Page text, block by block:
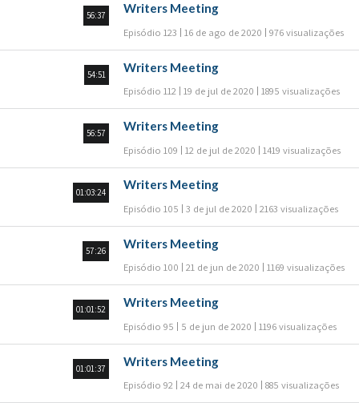
56:37
Writers Meeting
Episódio 123 16 de ago de 2020 976 visualizações
54:51
Writers Meeting
Episódio 112 19 de jul de 2020 1895 visualizações
56:57
Writers Meeting
Episódio 109 12 de jul de 2020 1419 visualizações
01:03:24
Writers Meeting
Episódio 105 3 de jul de 2020 2163 visualizações
57:26
Writers Meeting
Episódio 100 21 de jun de 2020 1169 visualizações
01:01:52
Writers Meeting
Episódio 95 5 de jun de 2020 1196 visualizações
01:01:37
Writers Meeting
Episódio 92 24 de mai de 2020 885 visualizações